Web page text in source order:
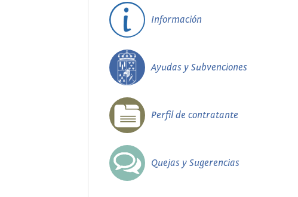
Información
Ayudas y Subvenciones
Perfil de contratante
Quejas y Sugerencias